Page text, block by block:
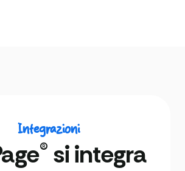
Integrazioni
® si integra